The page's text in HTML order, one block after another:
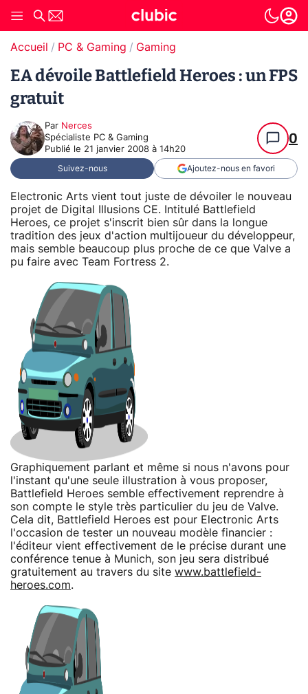
Accueil PC & Gaming Gaming
EA dévoile Battlefield Heroes : un FPS
gratuit
Par Nerces
Spécialiste PC & Gaming
Publié le 21 janvier 2008 à 14h20
0
Suivez-nous Ajoutez-nous en favori
Electronic Arts vient tout juste de dévoiler le nouveau
projet de Digital Illusions CE. Intitulé Battlefield
Heroes, ce projet s'inscrit bien sûr dans la longue
tradition des jeux d'action multijoueur du développeur,
mais semble beaucoup plus proche de ce que Valve a
pu faire avec Team Fortress 2.
Graphiquement parlant et même si nous n'avons pour
l'instant qu'une seule illustration à vous proposer,
Battlefield Heroes semble effectivement reprendre à
son compte le style très particulier du jeu de Valve.
Cela dit, Battlefield Heroes est pour Electronic Arts
l'occasion de tester un nouveau modèle financier :
l'éditeur vient effectivement de le précise durant une
conférence tenue à Munich, son jeu sera distribué
gratuitement au travers du site www.battlefield-
heroes.com.